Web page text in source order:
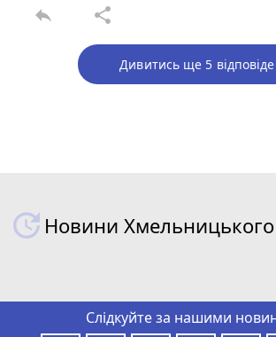
reply share
Дивитись ще 5
Новини Хмельницького
Слідкуйте за нашими